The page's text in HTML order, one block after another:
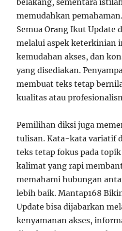
belakang, sementara
memudahkan
Semua Orang Ikut Update
melalui aspek keterkinian
kemudahan akses, dan
yang disediakan.
membuat teks tetap
kualitas atau
Pemilihan diksi juga
tulisan. Kata-kata variatif
teks tetap fokus pada
kalimat yang rapi
memahami hubungan
lebih baik. Mantap168
Update bisa dijabarkan
kenyamanan akses,